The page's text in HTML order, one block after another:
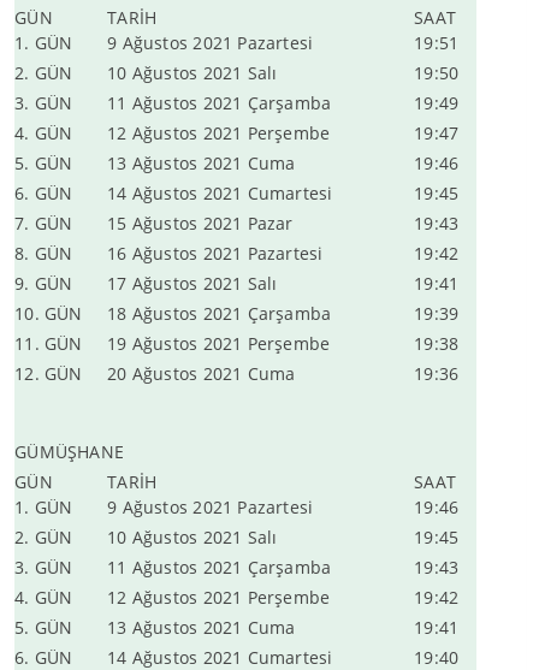
GÜN
TARİH
SAAT
1. GÜN
9 Ağustos 2021 Pazartesi
19:51
2. GÜN
10 Ağustos 2021 Salı
19:50
3. GÜN
11 Ağustos 2021 Çarşamba
19:49
4. GÜN
12 Ağustos 2021 Perşembe
19:47
5. GÜN
13 Ağustos 2021 Cuma
19:46
6. GÜN
14 Ağustos 2021 Cumartesi
19:45
7. GÜN
15 Ağustos 2021 Pazar
19:43
8. GÜN
16 Ağustos 2021 Pazartesi
19:42
9. GÜN
17 Ağustos 2021 Salı
19:41
10. GÜN
18 Ağustos 2021 Çarşamba
19:39
11. GÜN
19 Ağustos 2021 Perşembe
19:38
12. GÜN
20 Ağustos 2021 Cuma 19:36
GÜMÜŞHANE
GÜN
TARİH
SAAT
1. GÜN
9 Ağustos 2021 Pazartesi
19:46
2. GÜN
10 Ağustos 2021 Salı
19:45
3. GÜN
11 Ağustos 2021 Çarşamba
19:43
4. GÜN
12 Ağustos 2021 Perşembe
19:42
5. GÜN
13 Ağustos 2021 Cuma
19:41
6. GÜN
14 Ağustos 2021 Cumartesi
19:40